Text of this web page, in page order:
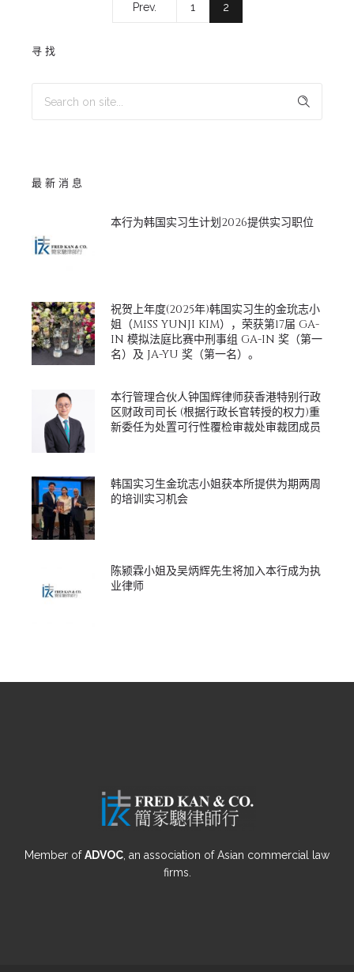
Prev. 1 2
寻找
最新消息
本行为韩国实习生计划2026提供实习职位
祝贺上年度(2025年)韩国实习生的金玧志小
姐（MISS YUNJI KIM），荣获第17届 GA-
IN 模拟法庭比赛中刑事组 GA-IN 奖（第一
名）及 JA-YU 奖（第一名）。
本行管理合伙人钟国辉律师获香港特别行政
区财政司司长 (根据行政长官转授的权力)重
新委任为处置可行性覆检审裁处审裁团成员
韩国实习生金玧志小姐获本所提供为期两周
的培训实习机会
陈颍霖小姐及吴炳辉先生将加入本行成为执
业律师
Member ofADVOC , an association of Asian commercial law
firms.